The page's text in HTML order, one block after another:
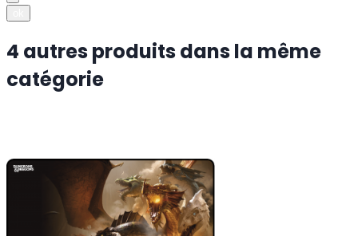
4 autres produits dans la même
catégorie